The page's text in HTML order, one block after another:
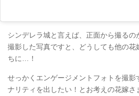
シンデレラ城と言えば、正面から撮るの
撮影した写真ですと、どうしても他の
ちに…！
せっかくエンゲージメントフォトを撮影
ナリティを出したい！とお考えの花嫁さ